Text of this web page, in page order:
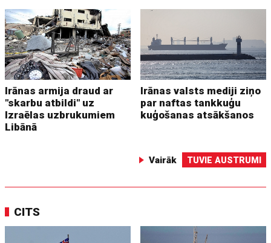
Irānas armija draud ar
"skarbu atbildi" uz
Izraēlas uzbrukumiem
Libānā
Irānas valsts mediji ziņo
par naftas tankkuģu
kuģošanas atsākšanos
Vairāk TUVIE AUSTRUMI
CITS